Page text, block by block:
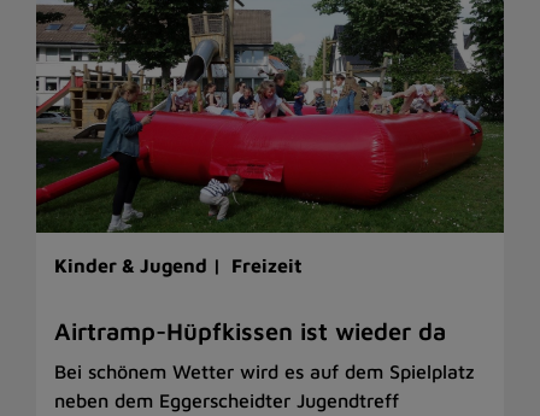
Kinder & Jugend | Freizeit
Airtramp-Hüpfkissen ist wieder da
Bei schönem Wetter wird es auf dem Spielplatz
neben dem Eggerscheidter Jugendtreff